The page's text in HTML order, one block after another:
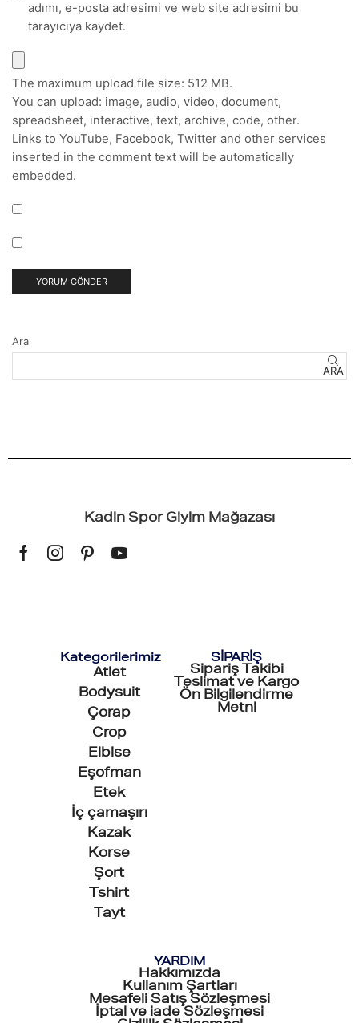
adımı, e-posta adresimi ve web site adresimi bu
tarayıcıya kaydet.
The maximum upload file size: 512 MB.
You can upload: image, audio, video, document,
spreadsheet, interactive, text, archive, code, other.
Links to YouTube, Facebook, Twitter and other services
inserted in the comment text will be automatically
embedded.
Ara
ARA
Kadin Spor Giyim Mağazası
Kategorilerimiz
Atlet
Bodysuit
Çorap
Crop
Elbise
Eşofman
Etek
İç çamaşırı
Kazak
Korse
Şort
Tshirt
Tayt
SİPARİŞ
Sipariş Takibi
Teslimat ve Kargo
Ön Bilgilendirme
Metni
YARDIM
Hakkımızda
Kullanım Şartları
Mesafeli Satış Sözleşmesi
İptal ve iade Sözleşmesi